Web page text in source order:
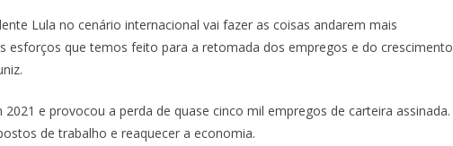
Lula no cenário internacional vai fazer as coisas andarem mais
esforços que temos feito para a retomada dos empregos e do crescimento
e provocou a perda de quase cinco mil empregos de carteira assinada.
de trabalho e reaquecer a economia.